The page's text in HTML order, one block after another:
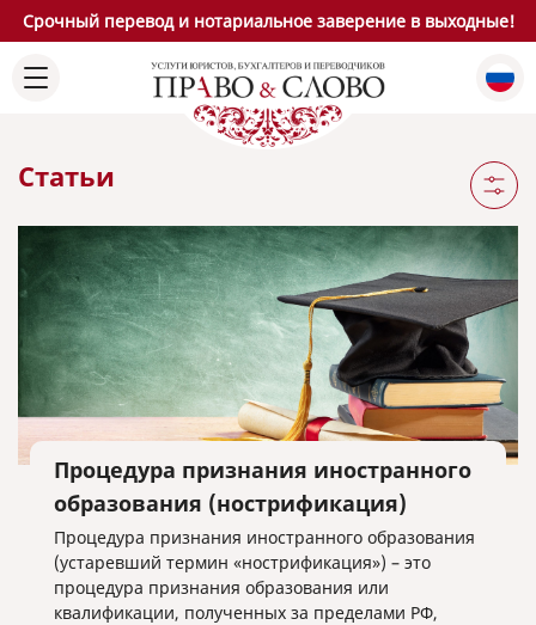
Срочный перевод и нотариальное заверение в выходные!
Статьи
Процедура признания иностранного
образования (нострификация)
Процедура признания иностранного образования
(устаревший термин «нострификация») – это
процедура признания образования или
квалификации, полученных за пределами РФ,